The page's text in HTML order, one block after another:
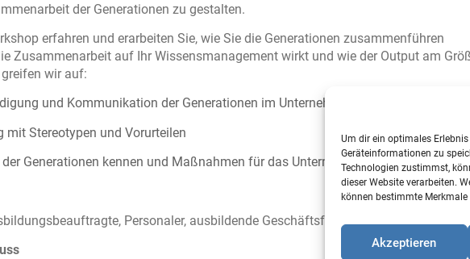
Um dir ein optimales
Geräteinformationen zu
Technologien zustimmst,
dieser Website verarbeiten.
können bestimmte
Akzeptieren
der Generationen zu gestalten.
erfahren und erarbeiten Sie, wie Sie die Generationen zusammenführen
Zusammenarbeit auf Ihr Wissensmanagement wirkt und wie der Output am
wir auf:
und Kommunikation der Generationen im Unternehmen fördern
mit Stereotypen und Vorurteilen
Generationen kennen und Maßnahmen für das Unternehmen erschließen
Personaler, ausbildende Geschäftsführung